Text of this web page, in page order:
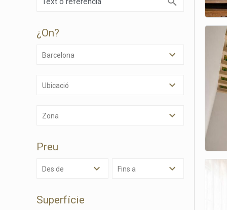
¿on?
Barcelona
Ubicació
Zona
Preu
Des de Fins a
Superfície
de les